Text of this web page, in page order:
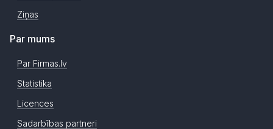
Ziņas
Par mums
Par Firmas.lv
Statistika
Licences
Sadarbības partneri